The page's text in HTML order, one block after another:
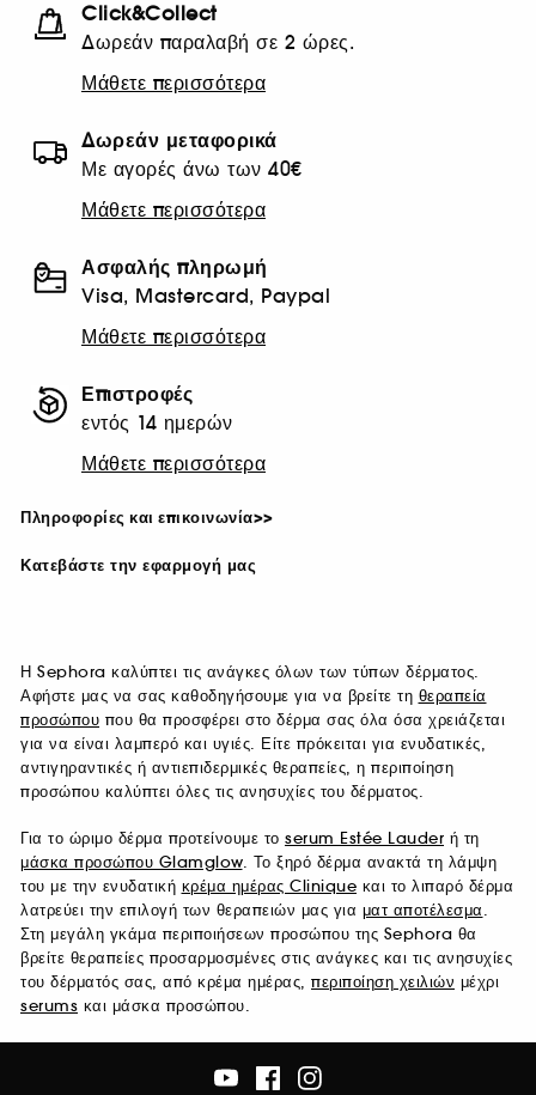
Click&Collect
Δωρεάν παραλαβή σε 2 ώρες.
Μάθετε περισσότερα
Δωρεάν μεταφορικά
Με αγορές άνω των 40€
Μάθετε περισσότερα
Ασφαλής πληρωμή
Visa, Mastercard, Paypal
Μάθετε περισσότερα
Επιστροφές
εντός 14 ημερών
Μάθετε περισσότερα
Πληροφορίες και επικοινωνία>>
Κατεβάστε την εφαρμογή μας
Η Sephora καλύπτει τις ανάγκες όλων των τύπων δέρματος.
Αφήστε μας να σας καθοδηγήσουμε για να βρείτε τη θεραπεία
προσώπου που θα προσφέρει στο δέρμα σας όλα όσα χρειάζεται
για να είναι λαμπερό και υγιές. Είτε πρόκειται για ενυδατικές,
αντιγηραντικές ή αντιεπιδερμικές θεραπείες, η περιποίηση
προσώπου καλύπτει όλες τις ανησυχίες του δέρματος.
Για το ώριμο δέρμα προτείνουμε το serum Estée Lauder ή τη
μάσκα προσώπου Glamglow. Το ξηρό δέρμα ανακτά τη λάμψη
του με την ενυδατική κρέμα ημέρας Clinique και το λιπαρό δέρμα
λατρεύει την επιλογή των θεραπειών μας για ματ αποτέλεσμα.
Στη μεγάλη γκάμα περιποιήσεων προσώπου της Sephora θα
βρείτε θεραπείες προσαρμοσμένες στις ανάγκες και τις ανησυχίες
του δέρματός σας, από κρέμα ημέρας, περιποίηση χειλιών μέχρι
serums και μάσκα προσώπου.